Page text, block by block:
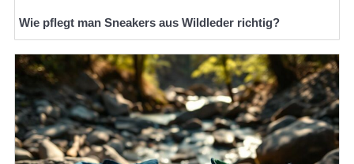
Wie pflegt man Sneakers aus Wildleder richtig?